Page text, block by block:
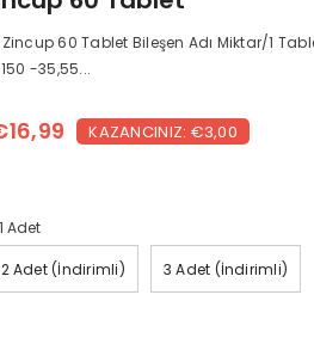
60 Tablet Bileşen Adı Miktar/1
-35,55...
KAZANCINIZ: €3,00
1 Adet
2 Adet (İndirimli) 3 Adet (İndirimli)